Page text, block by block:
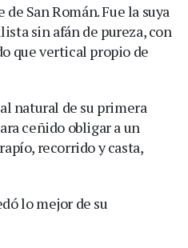
San Román. Fue la suya
sin afán de pureza, con
que vertical propio de
natural de su primera
ceñido obligar a un
recorrido y casta,
lo mejor de su